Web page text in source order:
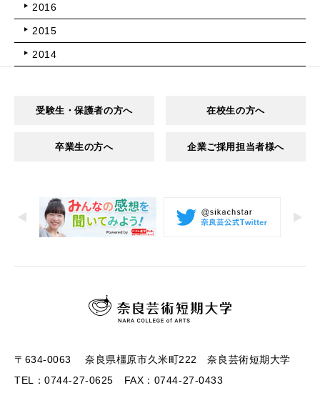
2016
2015
2014
受験生・保護者の方へ 在校生の方へ
卒業生の方へ 企業ご採用担当者様へ
〒634-0063 奈良県橿原市久米町222 奈良芸術短期大学
TEL：0744-27-0625 FAX：0744-27-0433